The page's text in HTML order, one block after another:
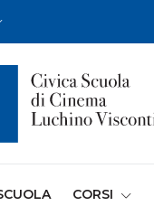
CORSI